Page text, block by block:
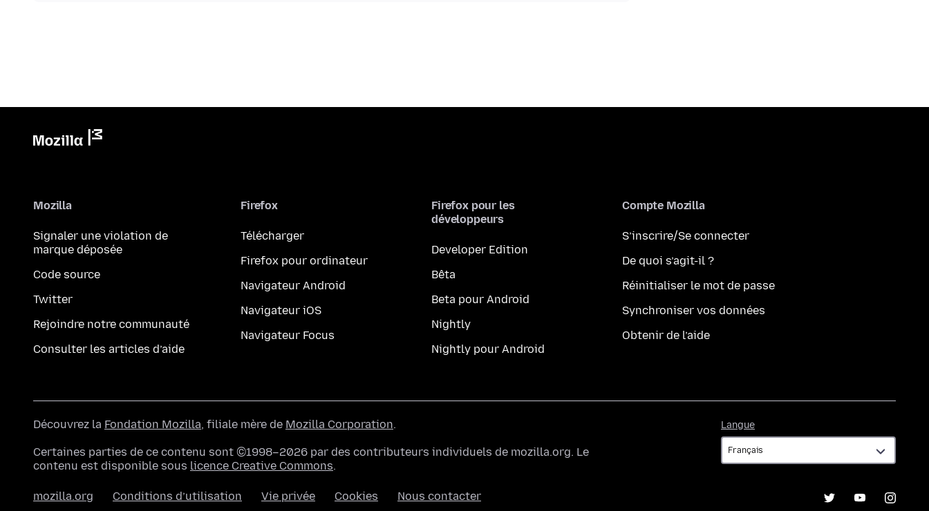
Mozilla
Signaler une violation de
marque déposée
Code source
Twitter
Rejoindre notre communauté
Consulter les articles d’aide
Firefox
Télécharger
Firefox pour ordinateur
Navigateur Android
Navigateur iOS
Navigateur Focus
Firefox pour les
développeurs
Developer Edition
Bêta
Beta pour Android
Nightly
Nightly pour Android
Compte Mozilla
S’inscrire/Se connecter
De quoi s’agit-il ?
Réinitialiser le mot de passe
Synchroniser vos données
Obtenir de l’aide
Langue
Découvrez la Fondation Mozilla, filiale mère de Mozilla Corporation.
Certaines parties de ce contenu sont ©1998–2026 par des contributeurs individuels de mozilla.org. Le
contenu est disponible sous licence Creative Commons.
mozilla.org Conditions d’utilisation Vie privée Cookies Nous contacter